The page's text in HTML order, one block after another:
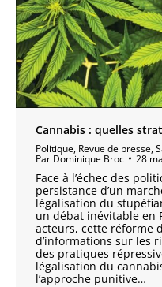
Cannabis : quelles
Politique, Revue de presse,
Par Dominique Broc 28
Face à l’échec des
persistance d’un
légalisation du
un débat inévitable en
acteurs, cette réforme
d’informations sur les
des pratiques
légalisation du
l’approche punitive…